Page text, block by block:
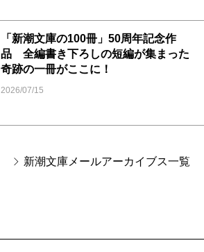
「新潮文庫の100冊」50周年記念作
品 全編書き下ろしの短編が集まった
奇跡の一冊がここに！
2026/07/15
新潮文庫メールアーカイブス一覧